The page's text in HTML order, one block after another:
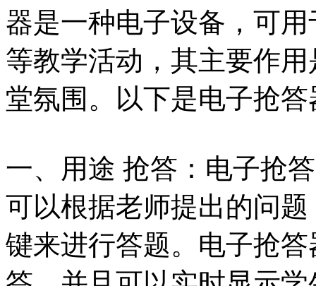
器是一种电子设备，可
等教学活动，其主要作
堂氛围。以下是电子抢
一、用途 抢答：电子抢
可以根据老师提出的问
键来进行答题。电子抢